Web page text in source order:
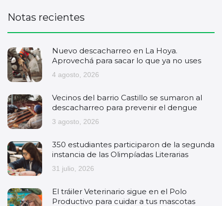
Notas recientes
Nuevo descacharreo en La Hoya.
Aprovechá para sacar lo que ya no uses
4 agosto, 2026
Vecinos del barrio Castillo se sumaron al
descacharreo para prevenir el dengue
3 agosto, 2026
350 estudiantes participaron de la segunda
instancia de las Olimpíadas Literarias
31 julio, 2026
El tráiler Veterinario sigue en el Polo
Productivo para cuidar a tus mascotas